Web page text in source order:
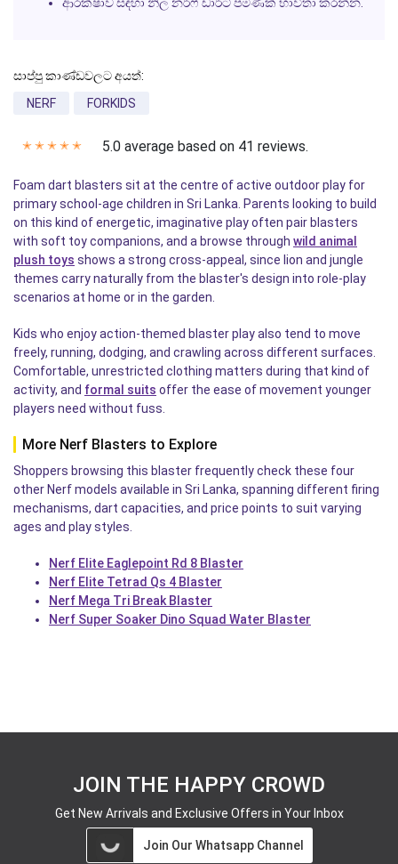
ආරක්ෂාව සඳහා නිල නර්ෆ් ඩාර්ට් පමණක් භාවිතා කරන්න.
සාප්පු කාණ්ඩවලට අයත්:
NERF
FORKIDS
✭ ✭ ✭ ✭ ✭ 5.0 average based on 41 reviews.
Foam dart blasters sit at the centre of active outdoor play for
primary school-age children in Sri Lanka. Parents looking to build
on this kind of energetic, imaginative play often pair blasters
with soft toy companions, and a browse through wild animal
plush toys shows a strong cross-appeal, since lion and jungle
themes carry naturally from the blaster's design into role-play
scenarios at home or in the garden.
Kids who enjoy action-themed blaster play also tend to move
freely, running, dodging, and crawling across different surfaces.
Comfortable, unrestricted clothing matters during that kind of
activity, and formal suits offer the ease of movement younger
players need without fuss.
More Nerf Blasters to Explore
Shoppers browsing this blaster frequently check these four
other Nerf models available in Sri Lanka, spanning different firing
mechanisms, dart capacities, and price points to suit varying
ages and play styles.
Nerf Elite Eaglepoint Rd 8 Blaster
Nerf Elite Tetrad Qs 4 Blaster
Nerf Mega Tri Break Blaster
Nerf Super Soaker Dino Squad Water Blaster
JOIN THE HAPPY CROWD
Get New Arrivals and Exclusive Offers in Your Inbox
Join Our Whatsapp Channel